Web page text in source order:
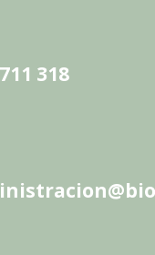
318